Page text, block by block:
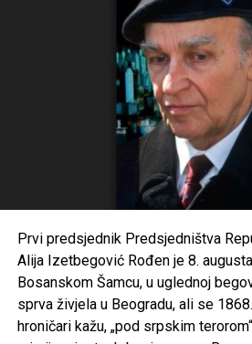
Prvi predsjednik Predsjedništva
Alija Izetbegović Rođen je 8.
Bosanskom Šamcu, u uglednoj
sprva živjela u Beogradu, ali se
hroničari kažu, „pod srpskim